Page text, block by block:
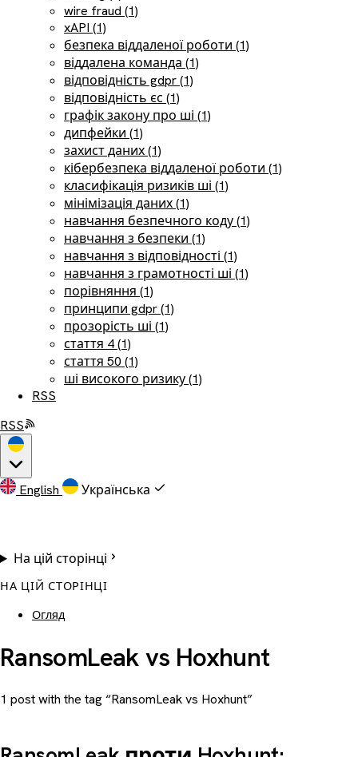
wire fraud (1)
xAPI (1)
безпека віддаленої роботи (1)
віддалена команда (1)
відповідність gdpr (1)
відповідність єс (1)
графік закону про ші (1)
дипфейки (1)
захист даних (1)
кібербезпека віддаленої роботи (1)
класифікація ризиків ші (1)
мінімізація даних (1)
навчання безпечного коду (1)
навчання з безпеки (1)
навчання з відповідності (1)
навчання з грамотності ші (1)
порівняння (1)
принципи gdpr (1)
прозорість ші (1)
стаття 4 (1)
стаття 50 (1)
ші високого ризику (1)
RSS
RSS
English Українська
На цій сторінці
НА ЦІЙ СТОРІНЦІ
Огляд
RansomLeak vs Hoxhunt
1 post with the tag “RansomLeak vs Hoxhunt”